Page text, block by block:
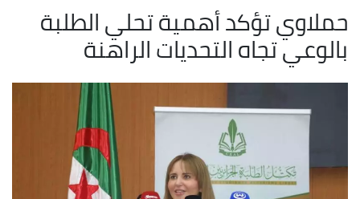
حملاوي تؤكد أهمية تحلي الطلبة
بالوعي تجاه التحديات الراهنة